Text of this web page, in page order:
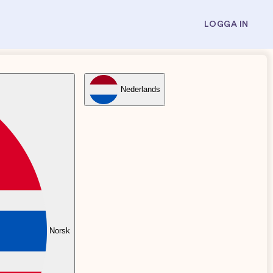
LOGGA IN
Norsk
Nederlands